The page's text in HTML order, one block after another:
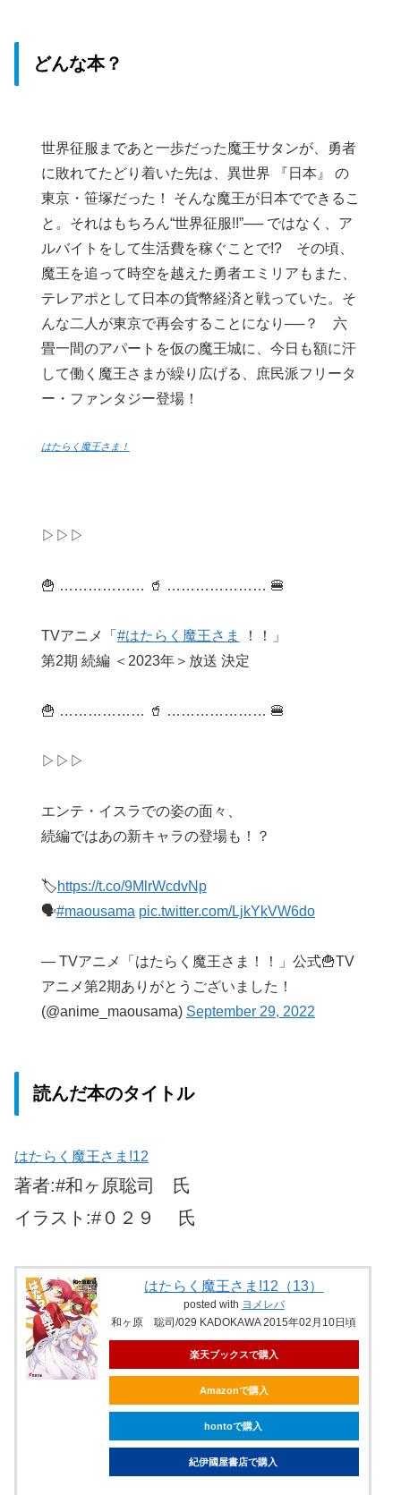
どんな本？
世界征服まであと一歩だった魔王サタンが、勇者
に敗れてたどり着いた先は、異世界 『日本』 の
東京・笹塚だった！ そんな魔王が日本でできるこ
と。それはもちろん“世界征服!!”── ではなく、ア
ルバイトをして生活費を稼ぐことで!? その頃、
魔王を追って時空を越えた勇者エミリアもまた、
テレアポとして日本の貨幣経済と戦っていた。そ
んな二人が東京で再会することになり──？ 六
畳一間のアパートを仮の魔王城に、今日も額に汗
して働く魔王さまが繰り広げる、庶民派フリータ
ー・ファンタジー登場！
はたらく魔王さま！
▷▷▷
🍟 ……………… 🥤 ………………… 🍔
TVアニメ「 #はたらく魔王さま
！！」
第2期 続編 ＜2023年＞放送 決定
🍟 ……………… 🥤 ………………… 🍔
▷▷▷
エンテ・イスラでの姿の面々、
続編ではあの新キャラの登場も！？
🏷https://t.co/9MlrWcdvNp
🗣#maousama pic.twitter.com/LjkYkVW6do
— TVアニメ「はたらく魔王さま！！」公式🍟TV
アニメ第2期ありがとうございました！
(@anime_maousama) September 29, 2022
読んだ本のタイトル
はたらく魔王さま!12
著者:#和ヶ原聡司 氏
イラスト:#０２９ 氏
はたらく魔王さま!12（13）
posted with ヨメレバ
和ヶ原 聡司/029 KADOKAWA 2015年02月10日頃
楽天ブックスで購入
Amazonで購入
hontoで購入
紀伊國屋書店で購入